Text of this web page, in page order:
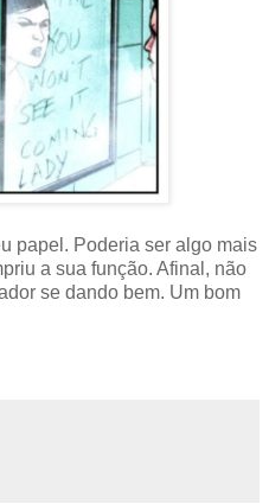
papel. Poderia ser algo mais
a sua função. Afinal, não
se dando bem. Um bom